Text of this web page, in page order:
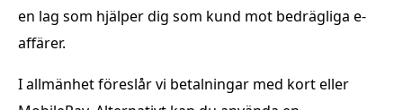
en lag som hjälper dig som kund mot bedrägliga e-
affärer.
I allmänhet föreslår vi betalningar med kort eller